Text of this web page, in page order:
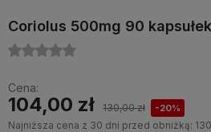
Coriolus 500mg 90
Cena:
104,00 zł 130,00 zł -20%
Najniższa cena z 30 dni przed obniżką: